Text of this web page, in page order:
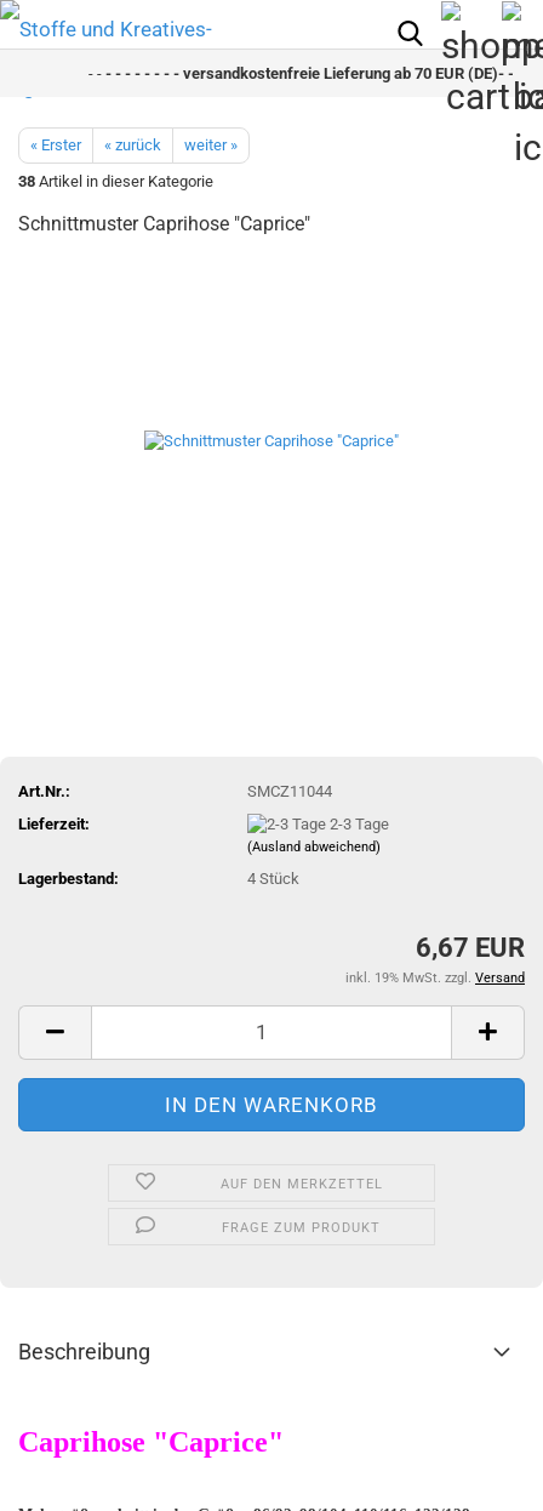
- -- - - - - - - - versandkostenfreie Lieferung ab 70 EUR (DE)- - - - -
« Erster « zurück
weiter »
38 Artikel in dieser Kategorie
Schnittmuster Caprihose "Caprice"
Art.Nr.:
SMCZ11044
Lieferzeit:
2-3 Tage
(Ausland abweichend)
Lagerbestand: 4Stück
6,67 EUR
inkl. 19% MwSt. zzgl. Versand
AUF DEN MERKZETTEL
FRAGE ZUM PRODUKT
Beschreibung
Caprihose "Caprice"